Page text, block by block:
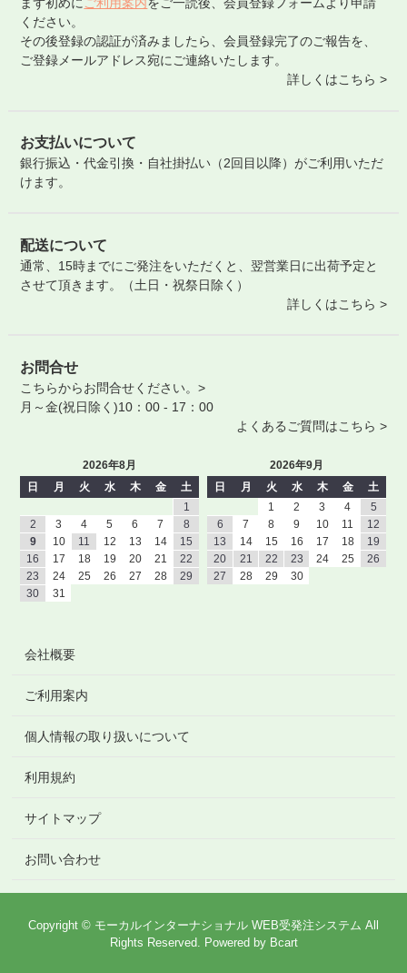
まず初めにご利用案内をご一読後、会員登録フォームより申請
ください。
その後登録の認証が済みましたら、会員登録完了のご報告を、
ご登録メールアドレス宛にご連絡いたします。
詳しくはこちら >
お支払いについて
銀行振込・代金引換・自社掛払い（2回目以降）がご利用いただ
けます。
配送について
通常、15時までにご発注をいただくと、翌営業日に出荷予定と
させて頂きます。（土日・祝祭日除く）
詳しくはこちら >
お問合せ
こちらからお問合せください。>
月～金(祝日除く)10：00 - 17：00
よくあるご質問はこちら >
2026年8月
日
月 火 水 木 金
土
1
2
3 4 5 6 7
8
9
10 11 12 13 14
15
16
17 18 19 20 21
22
23
24 25 26 27 28
29
30
31
2026年9月
日
月 火 水 木 金
土
1
2 3 4
5
6
7 8 9 10 11
12
13
14 15 16 17 18
19
20
21 22 23 24 25
26
27
28 29 30
会社概要
ご利用案内
個人情報の取り扱いについて
利用規約
サイトマップ
お問い合わせ
Copyright © モーカルインターナショナル WEB受発注システム All
Rights Reserved.
Powered by Bcart